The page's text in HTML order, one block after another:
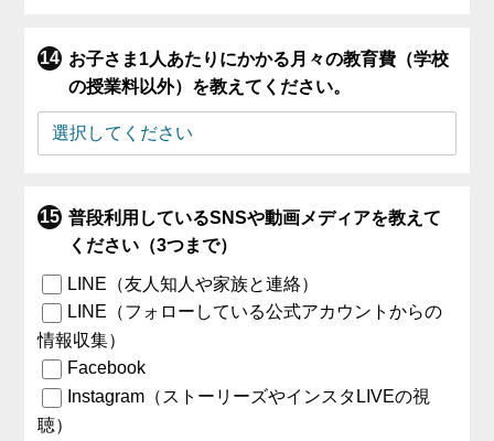
お子さま1人あたりにかかる月々の教育費（学校
の授業料以外）を教えてください。
普段利用しているSNSや動画メディアを教えて
ください（3つまで）
LINE（友人知人や家族と連絡）
LINE（フォローしている公式アカウントからの
情報収集）
Facebook
Instagram（ストーリーズやインスタLIVEの視
聴）